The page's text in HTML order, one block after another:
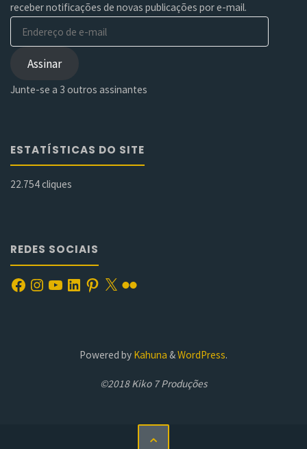
receber notificações de novas publicações por e-mail.
Endereço
de
Assinar
Junte-se a 3 outros assinantes
ESTATÍSTICAS DO SITE
22.754 cliques
REDES SOCIAIS
Facebook
Instagram
YouTubeLinkedInPinterest
X Flickr
Powered by Kahuna &WordPress.
©2018 Kiko 7 Produções